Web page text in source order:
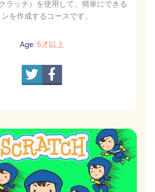
ラッチ）を使用して、簡単にできる
を作成するコースです。
Age: 5才以上